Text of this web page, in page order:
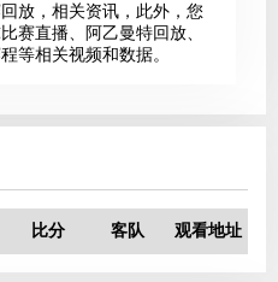
放，相关资讯，此外，您
赛直播、阿乙曼特回放、
等相关视频和数据。
比分 客队 观看地址